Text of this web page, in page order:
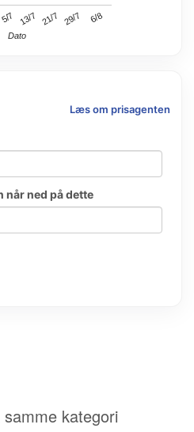
5/7 13/7 21/7 29/7 6/8
Dato
Læs om prisagenten
når ned på dette
kategori